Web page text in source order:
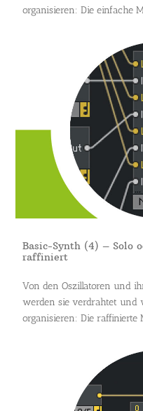
organisieren: Die einfache
Basic-Synth (4) – Solo
raffiniert
Von den Oszillatoren und
werden sie verdrahtet und
organisieren: Die raffinierte